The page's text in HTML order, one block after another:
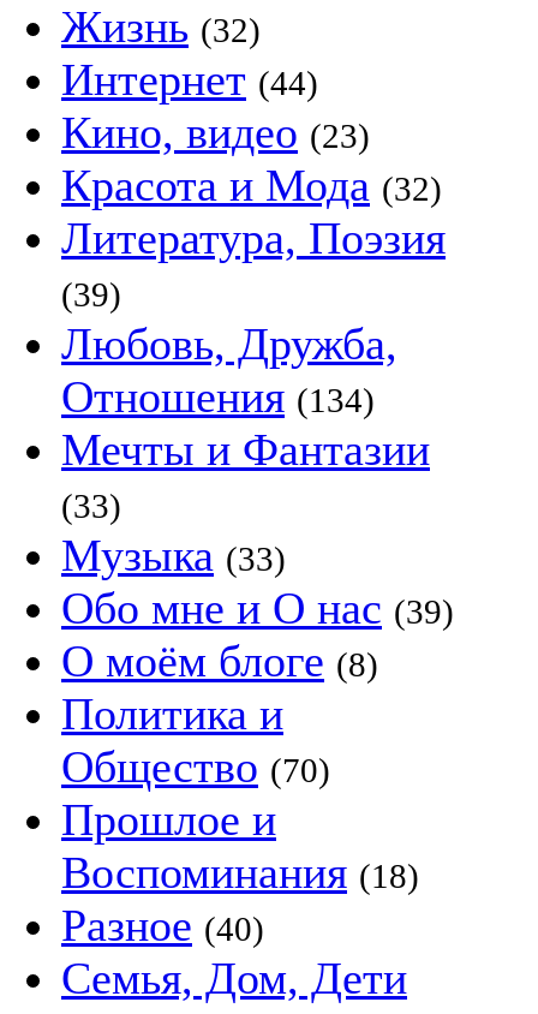
Жизнь (32)
Интернет (44)
Кино, видео (23)
Красота и Мода (32)
Литература, Поэзия
(39)
Любовь, Дружба,
Отношения (134)
Мечты и Фантазии
(33)
Музыка (33)
Обо мне и О нас (39)
О моём блоге (8)
Политика и
Общество (70)
Прошлое и
Воспоминания (18)
Разное (40)
Семья, Дом, Дети